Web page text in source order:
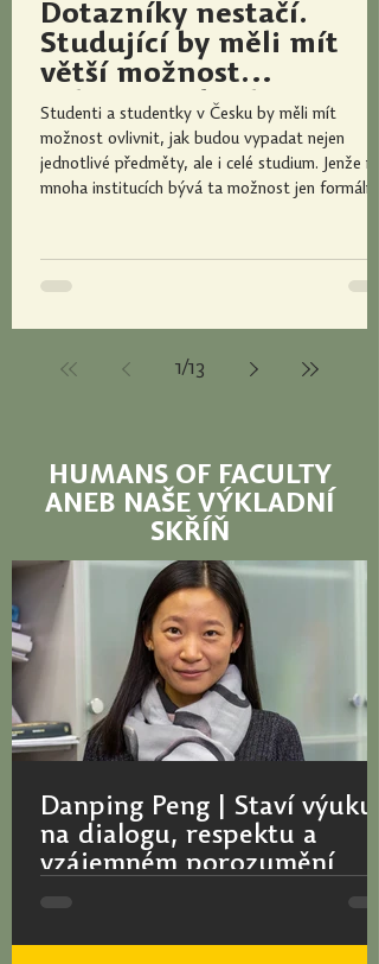
Dotazníky nestačí.
Studující by měli mít
větší možnost
ovlivňovat kvalitu
výuky, říká nová
předsedkyně
Studentské komory RVŠ
Studenti a studentky v Česku by měli mít
možnost ovlivnit, jak budou vypadat nejen
jednotlivé předměty, ale i celé studium. Jenže na
mnoha institucích bývá ta možnost jen formální:
dostatečně vyhodnocené. Dát studujícím větší
možnost přímo ovlivňovat výuku na vysokých
zaměřit i na zvýšení f
1/13
HUMANS OF FACULTY
ANEB NAŠE VÝKLADNÍ
SKŘÍŇ
Danping Peng | Staví výuku
na dialogu, respektu a
vzájemném porozumění
Pocit, že je člověk ve výuce viděný a